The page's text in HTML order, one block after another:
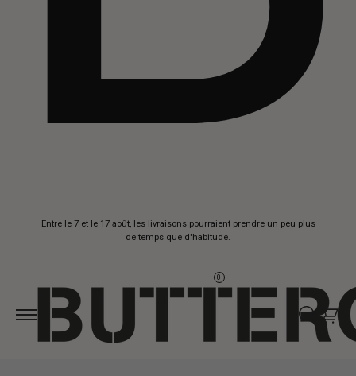
Entre le 7 et le 17 août, les livraisons pourraient prendre un peu plus
de temps que d'habitude.
0